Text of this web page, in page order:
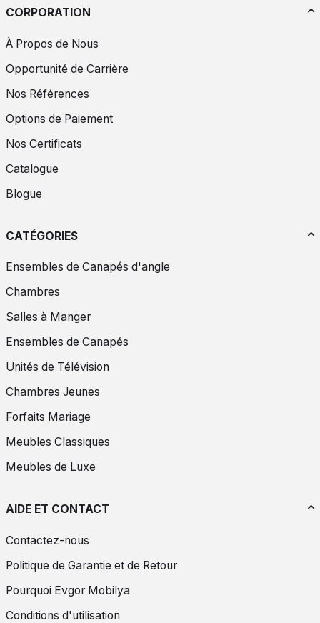
CORPORATION
À Propos de Nous
Opportunité de Carrière
Nos Références
Options de Paiement
Nos Certificats
Catalogue
Blogue
CATÉGORIES
Ensembles de Canapés d'angle
Chambres
Salles à Manger
Ensembles de Canapés
Unités de Télévision
Chambres Jeunes
Forfaits Mariage
Meubles Classiques
Meubles de Luxe
AIDE ET CONTACT
Contactez-nous
Politique de Garantie et de Retour
Pourquoi Evgor Mobilya
Conditions d'utilisation